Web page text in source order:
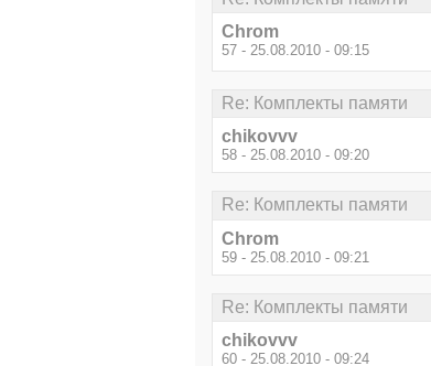
Chrom
57 - 25.08.2010 - 09:15
Re: Комплекты памяти
chikovvv
58 - 25.08.2010 - 09:20
Re: Комплекты памяти
Chrom
59 - 25.08.2010 - 09:21
Re: Комплекты памяти
chikovvv
60 - 25.08.2010 - 09:24